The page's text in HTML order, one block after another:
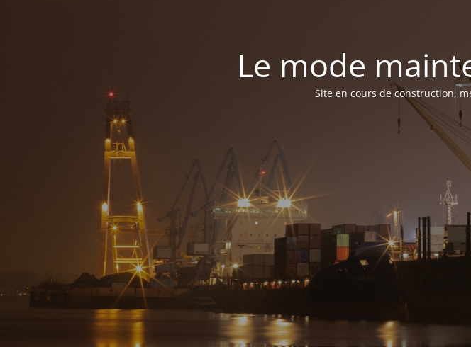
Le mode
Site en cours de construction,